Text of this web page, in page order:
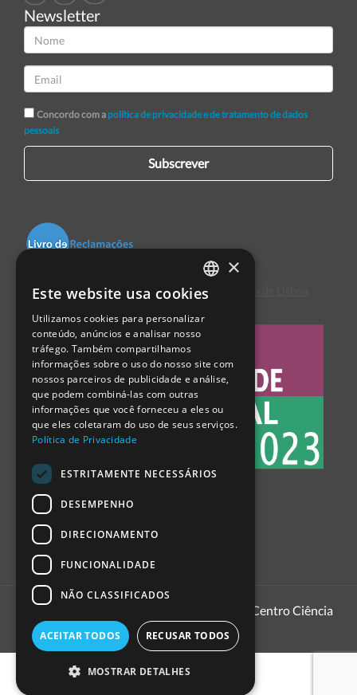
Newsletter
Concordo com a política de privacidade e de tratamento de dados
pessoais
Subscrever
Centro de Arbitragem de Conflitos de Consumo de Lisboa
1999 - 2026
Pavilhão do Conhecimento | Centro Ciência
PORTUGUESE
ENGLISH
SPANISH
×
Este website usa cookies
Utilizamos cookies para personalizar
conteúdo, anúncios e analisar nosso
tráfego. Também compartilhamos
informações sobre o uso do nosso site com
nossos parceiros de publicidade e análise,
que podem combiná-las com outras
informações que você forneceu a eles ou
que eles coletaram do uso de seus serviços.
Política de Privacidade
ESTRITAMENTE NECESSÁRIOS
DESEMPENHO
DIRECIONAMENTO
FUNCIONALIDADE
NÃO CLASSIFICADOS
ACEITAR TODOS RECUSAR TODOS
MOSTRAR DETALHES